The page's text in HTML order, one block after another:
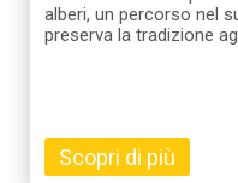
alberi, un percorso nel
preserva la tradizione
Scopri di più